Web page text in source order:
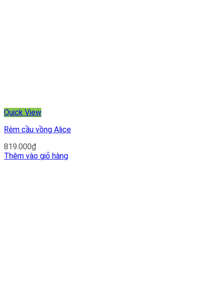
Quick View
Rèm cầu vồng Alice
819.000₫
Thêm vào giỏ hàng